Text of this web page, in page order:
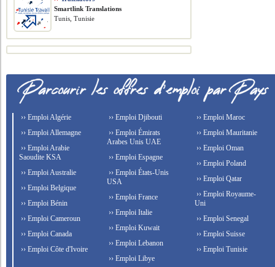
Smartlink Translations
Tunis, Tunisie
›› Emploi Algérie
›› Emploi Allemagne
›› Emploi Arabie
Saoudite KSA
›› Emploi Australie
›› Emploi Belgique
›› Emploi Bénin
›› Emploi Cameroun
›› Emploi Canada
›› Emploi Côte d'Ivoire
›› Emploi Djibouti
›› Emploi Émirats
Arabes Unis UAE
›› Emploi Espagne
›› Emploi États-Unis
USA
›› Emploi France
›› Emploi Italie
›› Emploi Kuwait
›› Emploi Lebanon
›› Emploi Libye
›› Emploi Maroc
›› Emploi Mauritanie
›› Emploi Oman
›› Emploi Poland
›› Emploi Qatar
›› Emploi Royaume-
Uni
›› Emploi Senegal
›› Emploi Suisse
›› Emploi Tunisie